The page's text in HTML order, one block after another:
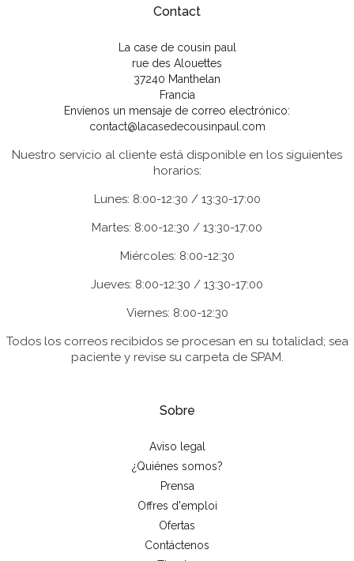
Contact
La case de cousin paul
rue des Alouettes
37240 Manthelan
Francia
Envíenos un mensaje de correo electrónico:
contact@lacasedecousinpaul.com
Nuestro servicio al cliente está disponible en los siguientes
horarios:
Lunes: 8:00-12:30 / 13:30-17:00
Martes: 8:00-12:30 / 13:30-17:00
Miércoles: 8:00-12:30
Jueves: 8:00-12:30 / 13:30-17:00
Viernes: 8:00-12:30
Todos los correos recibidos se procesan en su totalidad; sea
paciente y revise su carpeta de SPAM.
Sobre
Aviso legal
¿Quiénes somos?
Prensa
Offres d'emploi
Ofertas
Contáctenos